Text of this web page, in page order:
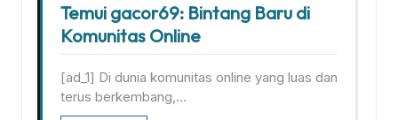
Temui gacor69: Bintang Baru di
Komunitas Online
[ad_1] Di dunia komunitas online yang luas dan
terus berkembang,…